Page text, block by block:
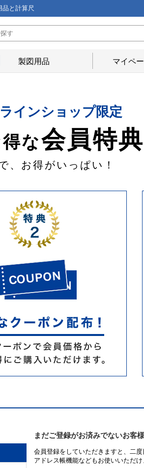
と計算尺
製図用品 マイペ
インショップ限定
な会員特典
、お得がいっぱい！
まだご登録がお済みでないお客様
会員登録をしていただきますと、二
アドレス帳機能などもお使いいただ